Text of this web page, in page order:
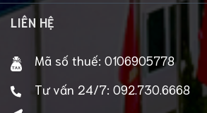
LIÊN HỆ
Mã số thuế: 0106905778
Tư vấn 24/7: 092.730.6668